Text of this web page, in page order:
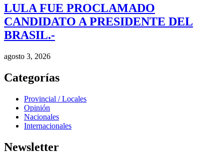
LULA FUE PROCLAMADO
CANDIDATO A PRESIDENTE DEL
BRASIL.-
agosto 3, 2026
Categorías
Provincial / Locales
Opinión
Nacionales
Internacionales
Newsletter